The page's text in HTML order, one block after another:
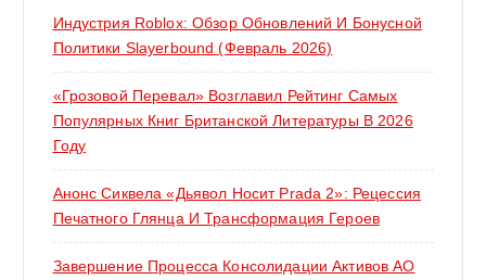
Индустрия Roblox: Обзор Обновлений И Бонусной
Политики Slayerbound (февраль 2026)
«Грозовой Перевал» Возглавил Рейтинг Самых
Популярных Книг Британской Литературы В 2026
Году
Анонс Сиквела «Дьявол Носит Prada 2»: Рецессия
Печатного Глянца И Трансформация Героев
Завершение Процесса Консолидации Активов АО